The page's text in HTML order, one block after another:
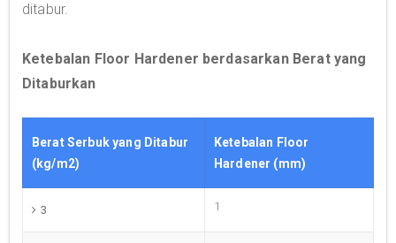
ditabur.
Ketebalan Floor Hardener berdasarkan Berat yang
Ditaburkan
Berat Serbuk yang Ditabur
(kg/m2)
Ketebalan Floor
Hardener (mm)
3 1